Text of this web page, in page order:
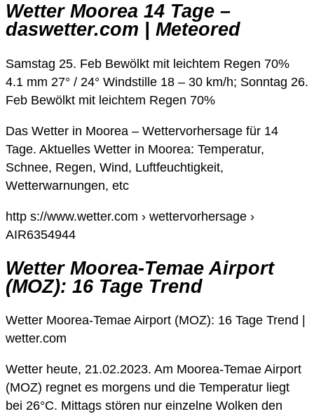
Wetter Moorea 14 Tage –
daswetter.com | Meteored
Samstag 25. Feb Bewölkt mit leichtem Regen 70%
4.1 mm 27° / 24° Windstille 18 – 30 km/h; Sonntag 26.
Feb Bewölkt mit leichtem Regen 70%
Das Wetter in Moorea – Wettervorhersage für 14
Tage. Aktuelles Wetter in Moorea: Temperatur,
Schnee, Regen, Wind, Luftfeuchtigkeit,
Wetterwarnungen, etc
http s://www.wetter.com › wettervorhersage ›
AIR6354944
Wetter Moorea-Temae Airport
(MOZ): 16 Tage Trend
Wetter Moorea-Temae Airport (MOZ): 16 Tage Trend |
wetter.com
Wetter heute, 21.02.2023. Am Moorea-Temae Airport
(MOZ) regnet es morgens und die Temperatur liegt
bei 26°C. Mittags stören nur einzelne Wolken den